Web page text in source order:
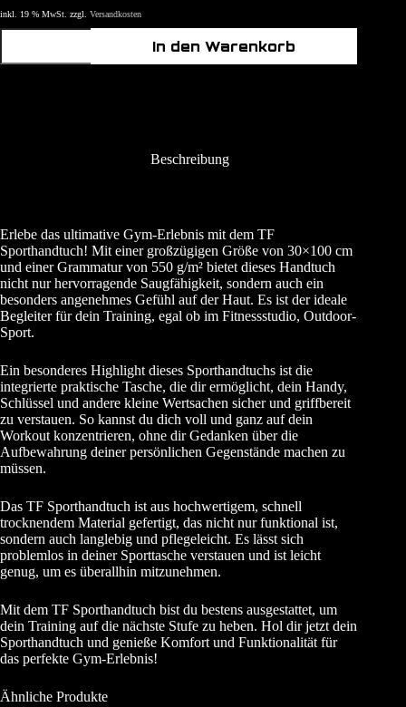
inkl. 19 % MwSt. zzgl. Versandkosten
TF
Handtuch
In den Warenkorb
Beschreibung
Erlebe das ultimative Gym-Erlebnis mit dem TF
Sporthandtuch! Mit einer großzügigen Größe von 30×100 cm
und einer Grammatur von 550 g/m² bietet dieses Handtuch
nicht nur hervorragende Saugfähigkeit, sondern auch ein
besonders angenehmes Gefühl auf der Haut. Es ist der ideale
Begleiter für dein Training, egal ob im Fitnessstudio, Outdoor-
Sport.
Ein besonderes Highlight dieses Sporthandtuchs ist die
integrierte praktische Tasche, die dir ermöglicht, dein Handy,
Schlüssel und andere kleine Wertsachen sicher und griffbereit
zu verstauen. So kannst du dich voll und ganz auf dein
Workout konzentrieren, ohne dir Gedanken über die
Aufbewahrung deiner persönlichen Gegenstände machen zu
müssen.
Das TF Sporthandtuch ist aus hochwertigem, schnell
trocknendem Material gefertigt, das nicht nur funktional ist,
sondern auch langlebig und pflegeleicht. Es lässt sich
problemlos in deiner Sporttasche verstauen und ist leicht
genug, um es überallhin mitzunehmen.
Mit dem TF Sporthandtuch bist du bestens ausgestattet, um
dein Training auf die nächste Stufe zu heben. Hol dir jetzt dein
Sporthandtuch und genieße Komfort und Funktionalität für
das perfekte Gym-Erlebnis!
Ähnliche Produkte